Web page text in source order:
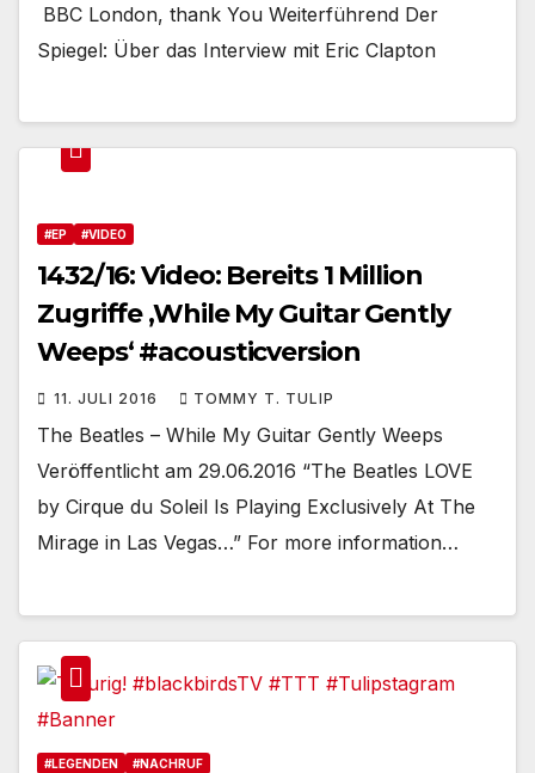
BBC London, thank You Weiterführend Der
Spiegel: Über das Interview mit Eric Clapton
#EP #VIDEO
1432/16: Video: Bereits 1 Million
Zugriffe ‚While My Guitar Gently
Weeps‘ #acousticversion
11. JULI 2016 TOMMY T. TULIP
The Beatles – While My Guitar Gently Weeps
Veröffentlicht am 29.06.2016 “The Beatles LOVE
by Cirque du Soleil Is Playing Exclusively At The
Mirage in Las Vegas…” For more information…
#LEGENDEN #NACHRUF